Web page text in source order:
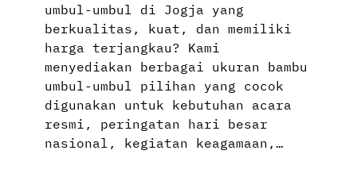
umbul-umbul di Jogja yang
berkualitas, kuat, dan memiliki
harga terjangkau? Kami
menyediakan berbagai ukuran bambu
umbul-umbul pilihan yang cocok
digunakan untuk kebutuhan acara
resmi, peringatan hari besar
nasional, kegiatan keagamaan,…